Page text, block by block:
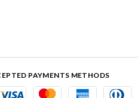
PAYMENTS METHODS